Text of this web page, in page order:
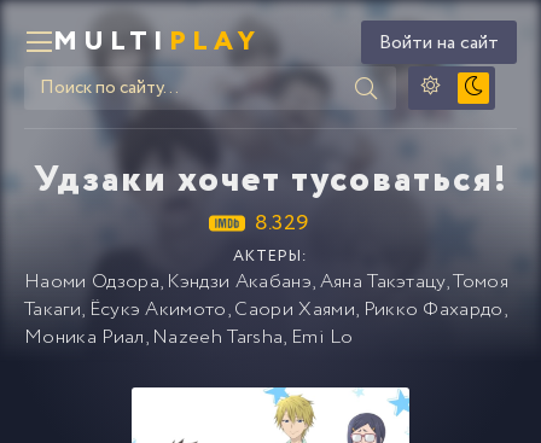
MULTI PLAY Войти на сайт
Удзаки хочет тусоваться!
8.329
АКТЕРЫ:
Наоми Одзора, Кэндзи Акабанэ,Аяна Такэтацу,Томоя
Такаги, Ёсукэ Акимото,Саори Хаями, Рикко Фахардо,
Моника Риал, Nazeeh Tarsha, Emi Lo